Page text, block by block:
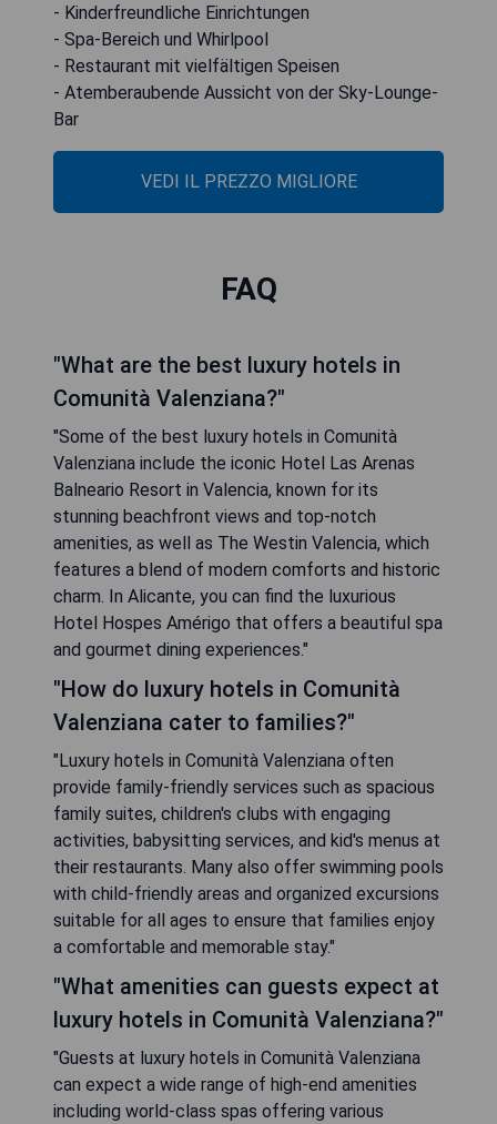
- Kinderfreundliche Einrichtungen
- Spa-Bereich und Whirlpool
- Restaurant mit vielfältigen Speisen
- Atemberaubende Aussicht von der Sky-Lounge-
Bar
VEDI IL PREZZO MIGLIORE
FAQ
"What are the best luxury hotels in
Comunità Valenziana?"
"Some of the best luxury hotels in Comunità
Valenziana include the iconic Hotel Las Arenas
Balneario Resort in Valencia, known for its
stunning beachfront views and top-notch
amenities, as well as The Westin Valencia, which
features a blend of modern comforts and historic
charm. In Alicante, you can find the luxurious
Hotel Hospes Amérigo that offers a beautiful spa
and gourmet dining experiences."
"How do luxury hotels in Comunità
Valenziana cater to families?"
"Luxury hotels in Comunità Valenziana often
provide family-friendly services such as spacious
family suites, children's clubs with engaging
activities, babysitting services, and kid's menus at
their restaurants. Many also offer swimming pools
with child-friendly areas and organized excursions
suitable for all ages to ensure that families enjoy
a comfortable and memorable stay."
"What amenities can guests expect at
luxury hotels in Comunità Valenziana?"
"Guests at luxury hotels in Comunità Valenziana
can expect a wide range of high-end amenities
including world-class spas offering various